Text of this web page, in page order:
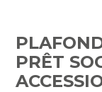
PRÊT